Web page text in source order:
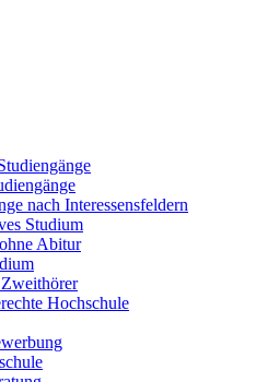
nach Interessensfeldern
Studium
Abitur
Hochschule